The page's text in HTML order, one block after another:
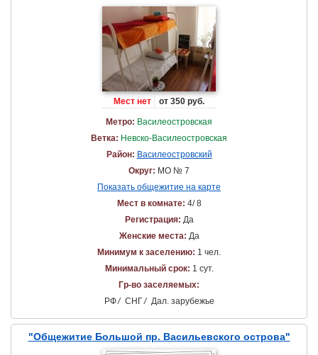
Мест нет от 350 руб.
Метро: Василеостровская
Ветка: Невско-Василеостровская
Район: Василеостровский
Округ: МО № 7
Показать общежитие на карте
Мест в комнате: 4/ 8
Регистрация: Да
Женские места: Да
Минимум к заселению: 1 чел.
Минимальный срок: 1 сут.
Гр-во заселяемых:
РФ/ СНГ/ Дал. зарубежье
"Общежитие Большой пр. Васильевского острова"